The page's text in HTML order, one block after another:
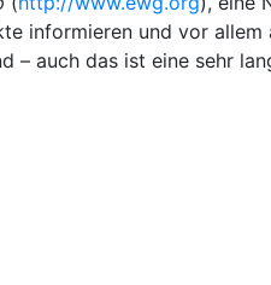
informieren und vor
– auch das ist eine sehr